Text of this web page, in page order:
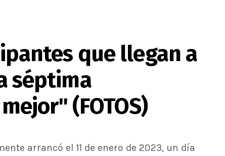
que llegan a
séptima
(FOTOS)
arrancó el 11 de enero de 2023, un día